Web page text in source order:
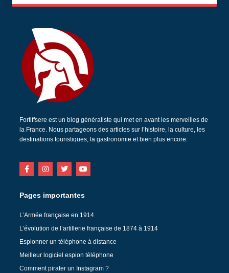
Fortiffsere est un blog généraliste qui met en avant les merveilles de
la France. Nous partageons des articles sur l’histoire, la culture, les
destinations touristiques, la gastronomie et bien plus encore.
Pages importantes
L’Armée française en 1914
L’évolution de l’artillerie française de 1874 à 1914
Espionner un téléphone à distance
Meilleur logiciel espion téléphone
Comment pirater un Instagram ?